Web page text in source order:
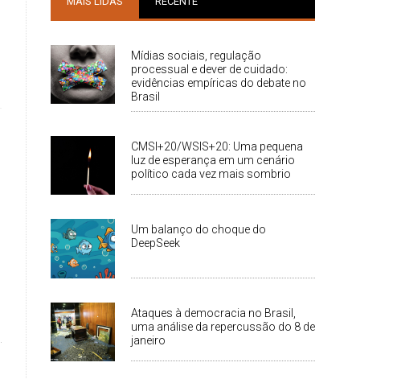
Mídias sociais, regulação
processual e dever de cuidado:
evidências empíricas do debate no
Brasil
CMSI+20/WSIS+20: Uma pequena
luz de esperança em um cenário
político cada vez mais sombrio
Um balanço do choque do
DeepSeek
Ataques à democracia no Brasil,
uma análise da repercussão do 8 de
janeiro